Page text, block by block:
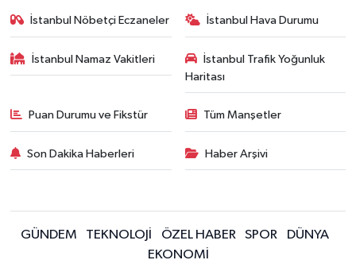
İstanbul Nöbetçi Eczaneler İstanbul Hava Durumu
İstanbul Namaz Vakitleri
İstanbul Trafik Yoğunluk
Haritası
Puan Durumu ve Fikstür Tüm Manşetler
Son Dakika Haberleri Haber Arşivi
GÜNDEM TEKNOLOJİ ÖZEL HABER SPOR
DÜNYA
EKONOMİ